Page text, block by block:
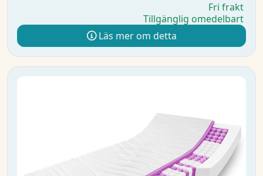
Fri frakt
Tillgänglig omedelbart
Läs mer om detta